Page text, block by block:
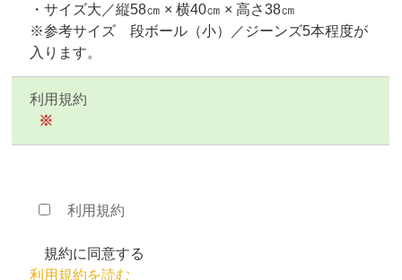
・サイズ大／縦58㎝ × 横40㎝ × 高さ38㎝
※参考サイズ 段ボール（小）／ジーンズ5本程度が
入ります。
利用規約
※
利用規約
規約に同意する
利用規約を読む